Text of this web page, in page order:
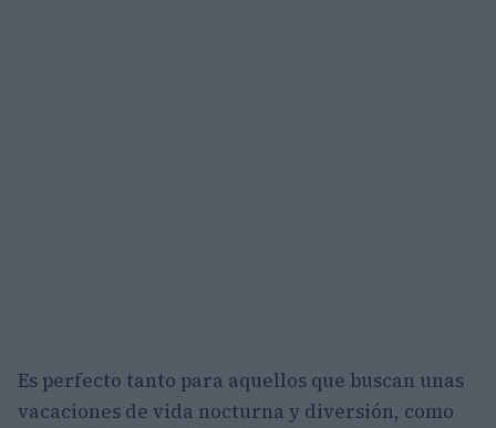
Es perfecto tanto para aquellos que buscan unas
vacaciones de vida nocturna y diversión, como